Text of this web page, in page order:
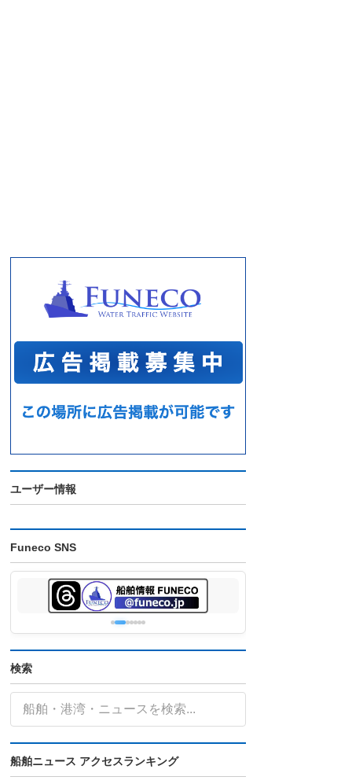
ユーザー情報
Funeco SNS
検索
船舶ニュース アクセスランキング